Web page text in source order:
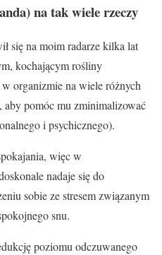
na tak wiele rzeczy
się na moim radarze kilka lat
kochającym rośliny
organizmie na wiele różnych
aby pomóc mu zminimalizować
i psychicznego).
więc w
nadaje się do
sobie ze stresem związanym
snu.
poziomu odczuwanego